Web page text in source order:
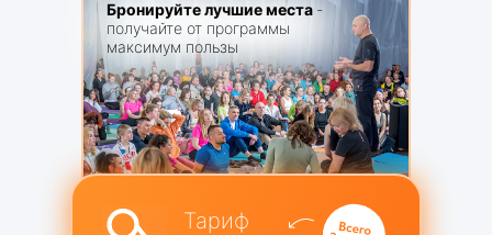
Бронируйте лучшие места -
получайте от программы
максимум пользы
Тариф